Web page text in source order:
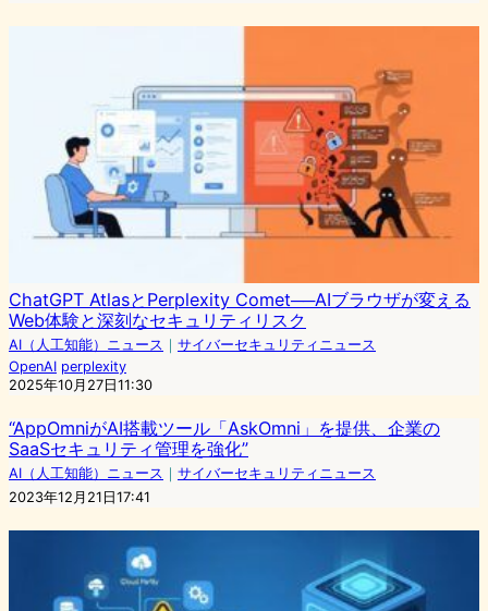
ChatGPT AtlasとPerplexity Comet──AIブラウザが変える
Web体験と深刻なセキュリティリスク
AI（人工知能）ニュース ｜ サイバーセキュリティニュース
OpenAI perplexity
2025年10月27日11:30
“AppOmniがAI搭載ツール「AskOmni」を提供、企業の
SaaSセキュリティ管理を強化”
AI（人工知能）ニュース ｜ サイバーセキュリティニュース
2023年12月21日17:41